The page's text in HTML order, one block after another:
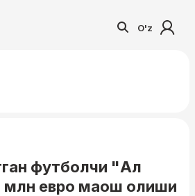
O'z
футболчи "Ал
евро маош олиши